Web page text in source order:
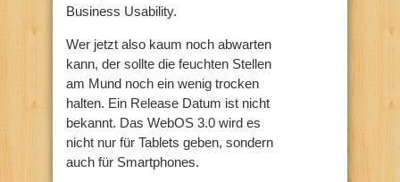
Business Usability.
Wer jetzt also kaum noch abwarten
kann, der sollte die feuchten Stellen
am Mund noch ein wenig trocken
halten. Ein Release Datum ist nicht
bekannt. Das WebOS 3.0 wird es
nicht nur für Tablets geben, sondern
auch für Smartphones.